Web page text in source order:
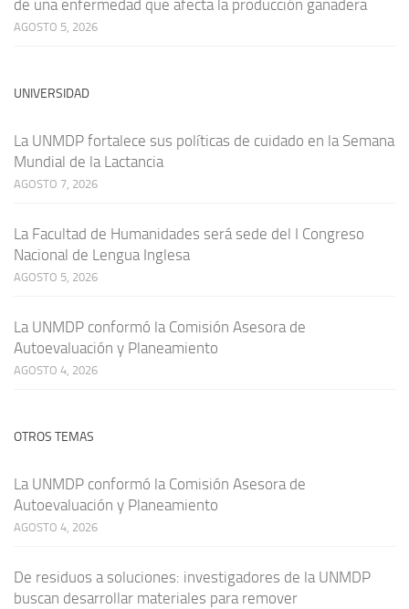
de una enfermedad que afecta la producción ganadera
AGOSTO 5, 2026
UNIVERSIDAD
La UNMDP fortalece sus políticas de cuidado en la Semana
Mundial de la Lactancia
AGOSTO 7, 2026
La Facultad de Humanidades será sede del I Congreso
Nacional de Lengua Inglesa
AGOSTO 5, 2026
La UNMDP conformó la Comisión Asesora de
Autoevaluación y Planeamiento
AGOSTO 4, 2026
OTROS TEMAS
La UNMDP conformó la Comisión Asesora de
Autoevaluación y Planeamiento
AGOSTO 4, 2026
De residuos a soluciones: investigadores de la UNMDP
buscan desarrollar materiales para remover